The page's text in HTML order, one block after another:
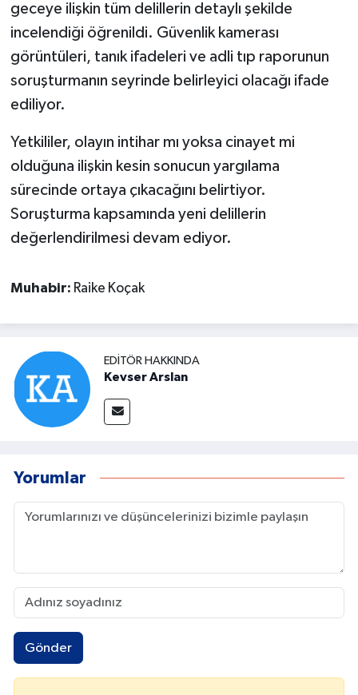
geceye ilişkin tüm delillerin detaylı şekilde
incelendiği öğrenildi. Güvenlik kamerası
görüntüleri, tanık ifadeleri ve adli tıp raporunun
soruşturmanın seyrinde belirleyici olacağı ifade
ediliyor.
Yetkililer, olayın intihar mı yoksa cinayet mi
olduğuna ilişkin kesin sonucun yargılama
sürecinde ortaya çıkacağını belirtiyor.
Soruşturma kapsamında yeni delillerin
değerlendirilmesi devam ediyor.
Muhabir: Raike Koçak
EDITÖR HAKKINDA
Kevser Arslan
Yorumlar
Gönder